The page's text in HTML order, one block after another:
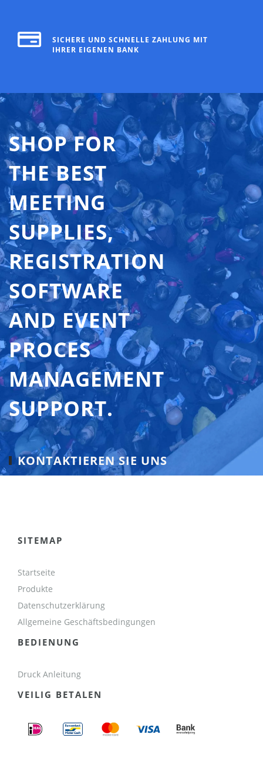
SICHERE UND SCHNELLE ZAHLUNG MIT
IHRER EIGENEN BANK
SHOP FOR
THE BEST
MEETING
SUPPLIES,
REGISTRATION
SOFTWARE
AND EVENT
PROCES
MANAGEMENT
SUPPORT.
KONTAKTIEREN SIE UNS
SITEMAP
Startseite
Produkte
Datenschutzerklärung
Allgemeine Geschäftsbedingungen
BEDIENUNG
Druck Anleitung
VEILIG BETALEN